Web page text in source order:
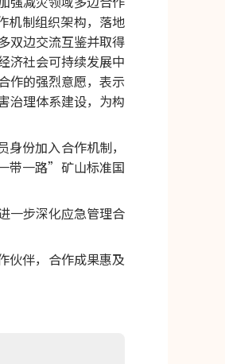
机制组织架构，落地
双边交流互鉴并取得
济社会可持续发展中
作的强烈意愿，表示
治理体系建设，为构
份加入合作机制，
带一路”矿山标准国
一步深化应急管理合
伙伴，合作成果惠及